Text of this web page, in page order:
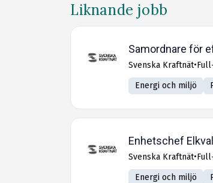
Liknande jobb
Samordnare för
Svenska Kraftnät•
Energi och miljö
Enhetschef
Svenska Kraftnät•
Energi och miljö